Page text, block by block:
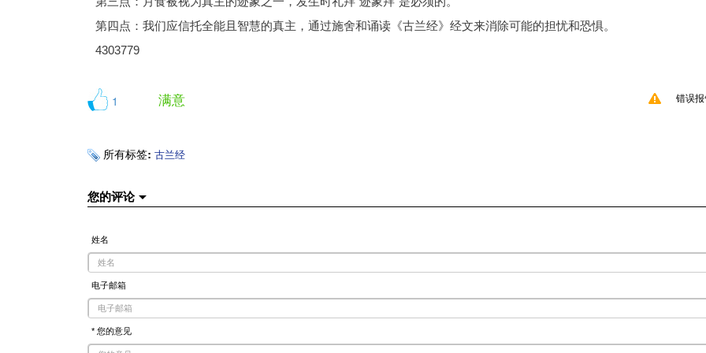
第四点：我们应信托全能且智慧的真主，通过施舍和诵读《古兰经》经文来消除可能的担忧和恐惧。
4303779
1 满意 错误报
所有标签: 古兰经
您的评论
姓名
电子邮箱
* 您的意见